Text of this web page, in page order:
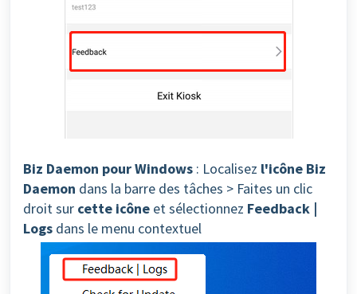
Biz Daemon pour Windows : Localisez l'icône Biz
Daemon dans la barre des tâches > Faites un clic
droit sur cette icône et sélectionnez Feedback |
Logs dans le menu contextuel